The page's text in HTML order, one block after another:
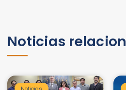
Noticias
Noticias